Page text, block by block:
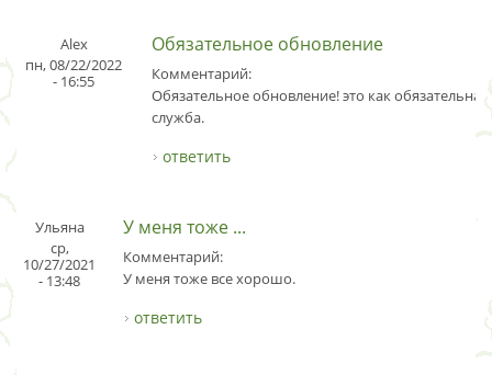
Alex
пн, 08/22/2022
- 16:55
Обязательное обновление
Комментарий:
Обязательное обновление! это как
служба.
ответить
Ульяна
ср,
10/27/2021
- 13:48
У меня тоже ...
Комментарий:
У меня тоже все хорошо.
ответить